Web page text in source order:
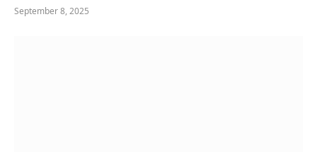
September 8, 2025